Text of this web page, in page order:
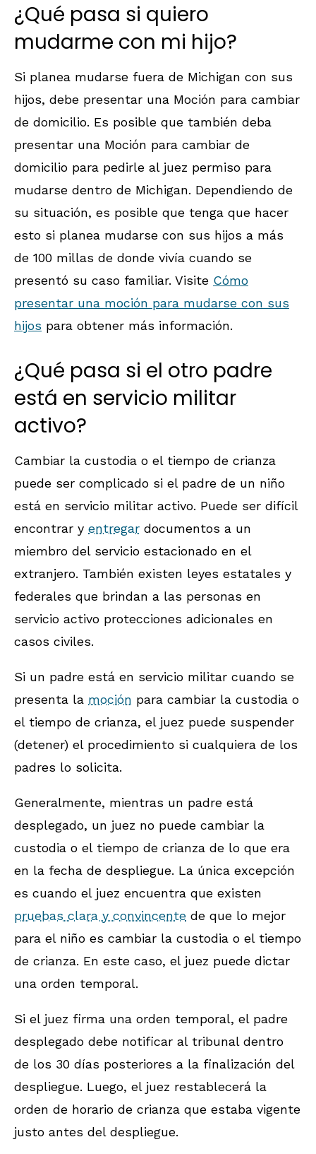
¿Qué pasa si quiero
mudarme con mi hijo?
Si planea mudarse fuera de Michigan con sus
hijos, debe presentar una Moción para cambiar
de domicilio. Es posible que también deba
presentar una Moción para cambiar de
domicilio para pedirle al juez permiso para
mudarse dentro de Michigan. Dependiendo de
su situación, es posible que tenga que hacer
esto si planea mudarse con sus hijos a más
de 100 millas de donde vivía cuando se
presentó su caso familiar. Visite Cómo
presentar una moción para mudarse con sus
hijos para obtener más información.
¿Qué pasa si el otro padre
está en servicio militar
activo?
Cambiar la custodia o el tiempo de crianza
puede ser complicado si el padre de un niño
está en servicio militar activo. Puede ser difícil
encontrar y entregar documentos a un
miembro del servicio estacionado en el
extranjero. También existen leyes estatales y
federales que brindan a las personas en
servicio activo protecciones adicionales en
casos civiles.
Si un padre está en servicio militar cuando se
presenta la moción para cambiar la custodia o
el tiempo de crianza, el juez puede suspender
(detener) el procedimiento si cualquiera de los
padres lo solicita.
Generalmente, mientras un padre está
desplegado, un juez no puede cambiar la
custodia o el tiempo de crianza de lo que era
en la fecha de despliegue. La única excepción
es cuando el juez encuentra que existen
pruebas clara y convincente de que lo mejor
para el niño es cambiar la custodia o el tiempo
de crianza. En este caso, el juez puede dictar
una orden temporal.
Si el juez firma una orden temporal, el padre
desplegado debe notificar al tribunal dentro
de los 30 días posteriores a la finalización del
despliegue. Luego, el juez restablecerá la
orden de horario de crianza que estaba vigente
justo antes del despliegue.